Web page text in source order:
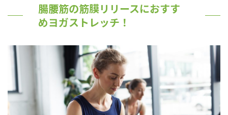
腸腰筋の筋膜リリースにおすす
めヨガストレッチ！